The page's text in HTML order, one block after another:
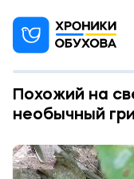
Похожий на
необычный